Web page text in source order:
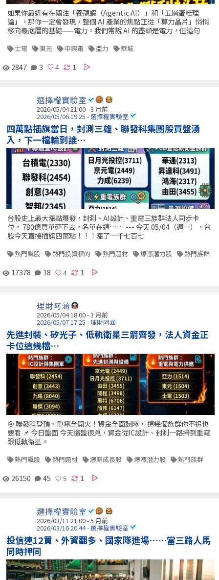
如果你最近有在關注「養龍蝦（Agentic AI）」和「五層蛋糕理
論」，那你一定會發現，整個 AI 產業的焦點正從「算力晶片」悄悄
移向最底層的基礎——電力。我們常說 AI 的盡頭是電力，但這句
士電 東元 中興電 亞力 華城
2847 3 1
選擇權實驗室
2026/05/04 21:00 - 3 月前
2026/05/06 19:25 - 選擇權實驗室
四萬點插旗當日，封測三雄、聯發科集團股買盤湧
入，下一檔輪到誰…
台股史上最大漲點爆發，封測、AI設計、重電三族群法人同步卡
位， 780億買單砸下去，名單在這…… --- 今天 05/04（週一），台
股今天直接插旗四萬點！！！漲了一千七百七
熱門飆股 熱門投資標的 熱門題材 爆漲潛力股 熱門族群
17378 18 1
理財阿涵
2026/05/04 18:00 - 3 月前
2026/05/07 17:25 - 理財阿涵
先進封裝、矽光子、低軌衛星三箭齊發，法人資金正
卡位這幾檔…
🎯 聯發科登頂、重電全開火！資金全面歸隊， 這幾個族群你不追也
要看 📌 今日盤面 今天這盤很兇，資金從IC設計、封測一路掃到重電
跟低軌衛星。
熱門飆股 熱門題材 爆賺成長股 爆漲潛力股 熱門族群
26150 45 1
選擇權實驗室
2026/03/11 21:00 - 5 月前
2026/03/16 20:44 - 選擇權實驗室
投信連12買、外資翻多、國家隊進場⋯⋯當三路人馬
同時押同